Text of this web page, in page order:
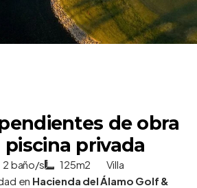
de obra
privada
2 baño/s 125m2
Villa
en Hacienda del Álamo Golf &